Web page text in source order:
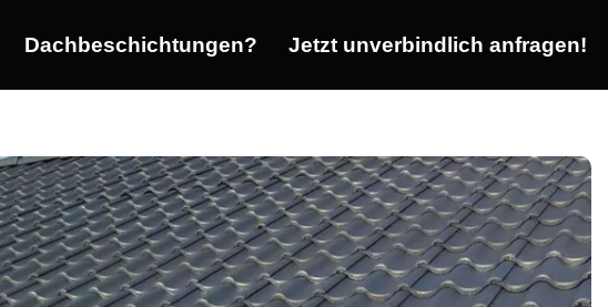
Dachbeschichtungen? Jetzt unverbindlich anfragen!